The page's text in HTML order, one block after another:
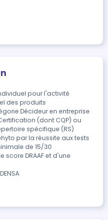
pour l'activité
des produits
Décideur en entreprise
(dont CQP) ou
spécifique (RS)
par la réussite aux tests
de 15/30
DRAAF et d'une